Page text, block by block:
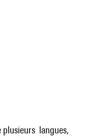
plusieurs langues,